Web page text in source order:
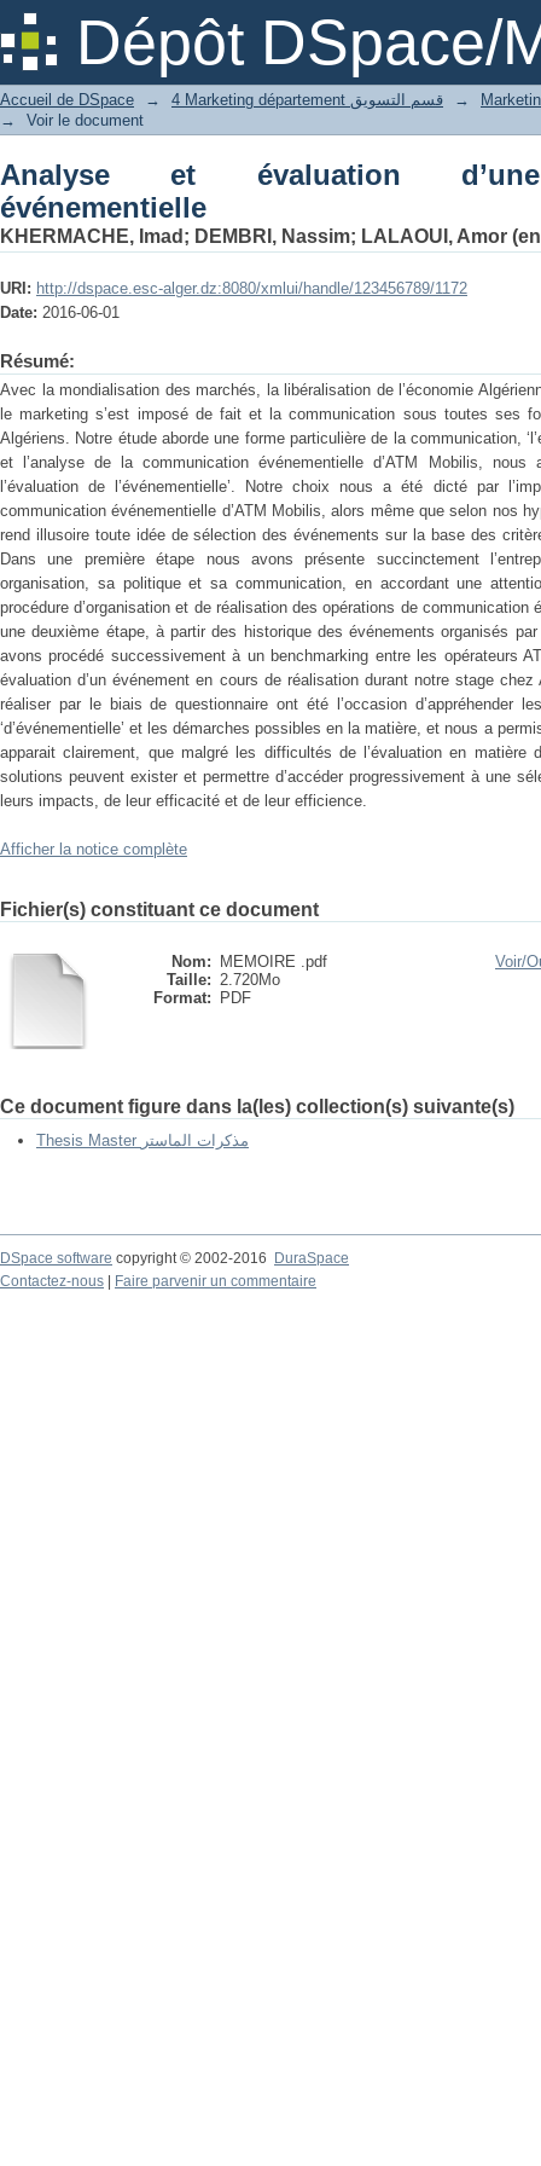
Dépôt DSpace/
Analyse et évaluation d’une
Accueil de DSpace → 4 Marketing département قسم التسويق
→
→
Voir le document
Analyse et évaluation d’une
événementielle
KHERMACHE, Imad ; DEMBRI, Nassim; LALAOUI, Amor
URI: http://dspace.esc-alger.dz:8080/xmlui/handle/123456789/1172
Date: 2016-06-01
Résumé:
Avec la mondialisation des marchés, la libéralisation de l’économie
le marketing s’est imposé de fait et la communication sous toutes ses
Algériens. Notre étude aborde une forme particulière de la communication,
et l’analyse de la communication événementielle d’ATM Mobilis, nous
l’évaluation de l’événementielle’. Notre choix nous a été dicté par
communication événementielle d’ATM Mobilis, alors même que selon nos
rend illusoire toute idée de sélection des événements sur la base des
Dans une première étape nous avons présente succinctement
organisation, sa politique et sa communication, en accordant une
procédure d’organisation et de réalisation des opérations de
une deuxième étape, à partir des historique des événements organisés
avons procédé successivement à un benchmarking entre les opérateurs
évaluation d’un événement en cours de réalisation durant notre stage
réaliser par le biais de questionnaire ont été l’occasion d’appréhender
‘d’événementielle’ et les démarches possibles en la matière, et nous a
apparait clairement, que malgré les difficultés de l’évaluation en matière
solutions peuvent exister et permettre d’accéder progressivement à une
leurs impacts, de leur efficacité et de leur efficience.
Afficher la notice complète
Fichier(s) constituant ce document
Nom:
MEMOIRE .pdf
Taille: 2.720Mo
Format:
PDF
Voir/
Ce document figure dans la(les) collection(s) suivante(s)
Thesis Master مذكرات الماستر
DSpace software copyright © 2002-2016
DuraSpace
Contactez-nous
Faire parvenir un commentaire